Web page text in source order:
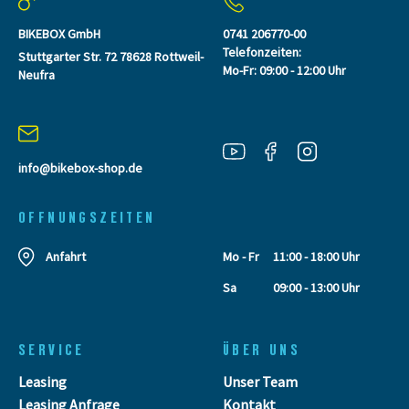
BIKEBOX GmbH
Stuttgarter Str. 72 78628 Rottweil-
Neufra
info@bikebox-shop.de
0741 206770-00
Telefonzeiten:
Mo-Fr: 09:00 - 12:00 Uhr
OFFNUNGSZEITEN
Anfahrt Mo - Fr
11:00 - 18:00 Uhr
Sa
09:00 - 13:00 Uhr
SERVICE
Leasing
Leasing Anfrage
ÜBER UNS
Unser Team
Kontakt